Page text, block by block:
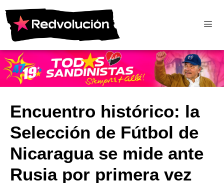
Encuentro histórico: la
Selección de Fútbol de
Nicaragua se mide ante
Rusia por primera vez